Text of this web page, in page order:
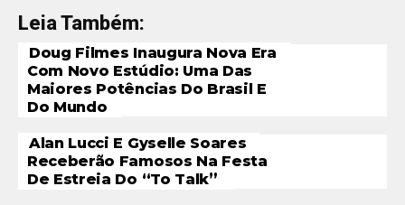
Leia Também:
Doug Filmes Inaugura Nova Era
Com Novo Estúdio: Uma Das
Maiores Potências Do Brasil E
Do Mundo
Alan Lucci E Gyselle Soares
Receberão Famosos Na Festa
De Estreia Do “To Talk”